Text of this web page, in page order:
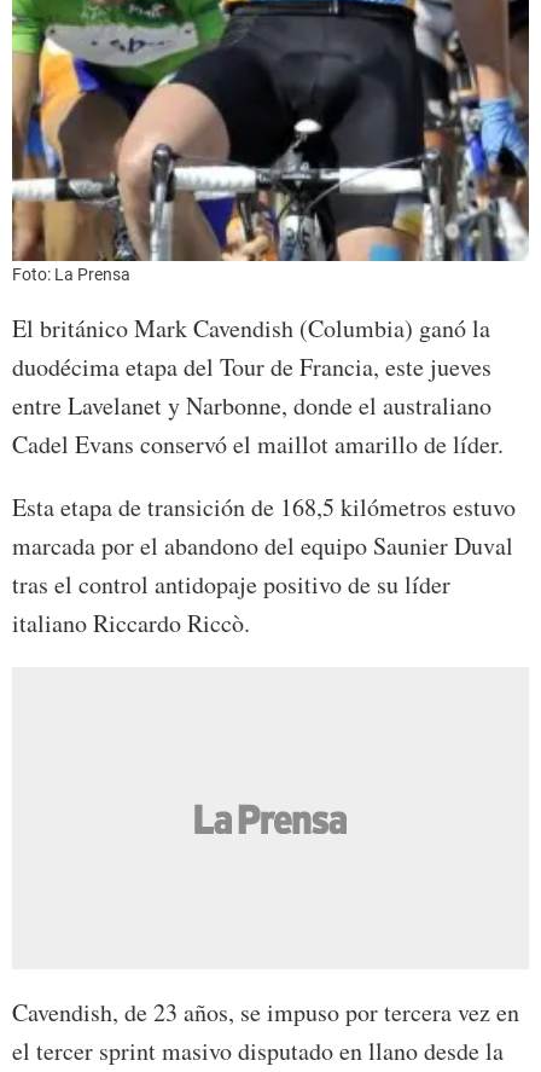
Foto: La Prensa
El británico Mark Cavendish (Columbia) ganó la
duodécima etapa del Tour de Francia, este jueves
entre Lavelanet y Narbonne, donde el australiano
Cadel Evans conservó el maillot amarillo de líder.
Esta etapa de transición de 168,5 kilómetros estuvo
marcada por el abandono del equipo Saunier Duval
tras el control antidopaje positivo de su líder
italiano Riccardo Riccò.
Cavendish, de 23 años, se impuso por tercera vez en
el tercer sprint masivo disputado en llano desde la